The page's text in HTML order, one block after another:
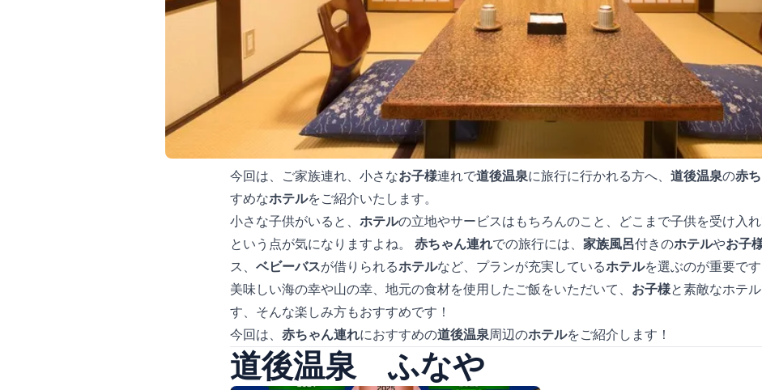
今回は、ご家族連れ、小さなお子様連れで道後温泉に旅行に行かれる方へ、 道後温泉の赤
すめなホテルをご紹介いたします。
小さな子供がいると、 ホテルの立地やサービスはもちろんのこと、どこまで子供を受け入
という点が気になりますよね。 赤ちゃん連れでの旅行には、 家族風呂付きのホテルやお子
ス、 ベビーバスが借りられるホテルなど、プランが充実しているホテルを選ぶのが重要です
美味しい海の幸や山の幸、地元の食材を使用したご飯をいただいて、 お子様と素敵なホテ
す、そんな楽しみ方もおすすめです！
今回は、 赤ちゃん連れにおすすめの道後温泉周辺のホテルをご紹介します！
道後温泉 ふなや